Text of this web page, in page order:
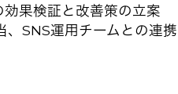
効果検証と改善策の立案
、SNS運用チームとの連